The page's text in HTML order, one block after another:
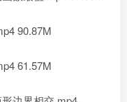
90.87M
61.57M